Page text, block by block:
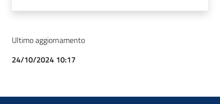
Ultimo aggiornamento
24/10/2024 10:17